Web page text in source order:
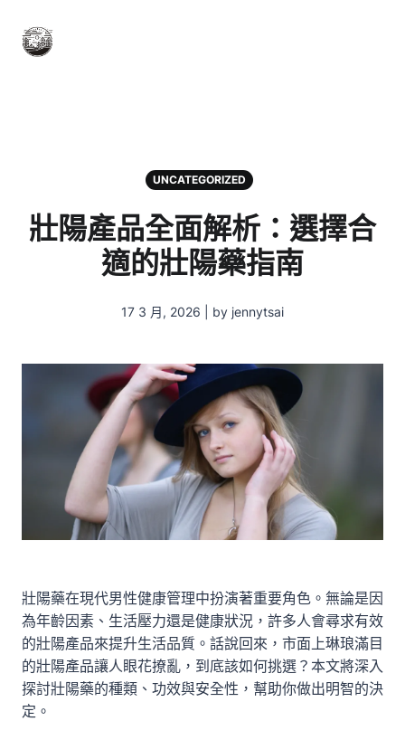
UNCATEGORIZED
壯陽產品全面解析：選擇合
適的壯陽藥指南
17 3 月, 2026 | by jennytsai
壯陽藥在現代男性健康管理中扮演著重要角色。無論是因
為年齡因素、生活壓力還是健康狀況，許多人會尋求有效
的壯陽產品來提升生活品質。話說回來，市面上琳琅滿目
的壯陽產品讓人眼花撩亂，到底該如何挑選？本文將深入
探討壯陽藥的種類、功效與安全性，幫助你做出明智的決
定。